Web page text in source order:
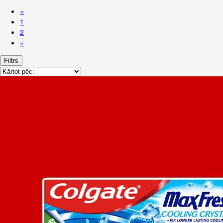
«
1
2
»
Filtrs